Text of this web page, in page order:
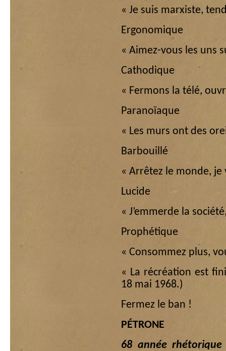
« Je suis marxiste,
Ergonomique
« Aimez-vous les uns
Cathodique
« Fermons la télé,
Paranoïaque
« Les murs ont des
Barbouillé
« Arrêtez le monde, je
Lucide
« J’emmerde la
Prophétique
« Consommez plus,
« La récréation est
18 mai 1968.)
Fermez le ban !
PÉTRONE
68 année